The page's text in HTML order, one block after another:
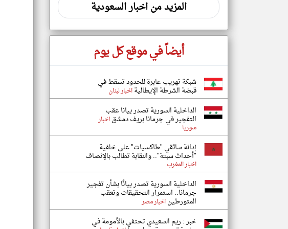
المزيد من اخبار السعودية
أيضاً في موقع كل يوم
شبكة تهريب عابرة للحدود تسقط في
قبضة الشرطة الإيطاليةاخبار لبنان
الداخلية السورية تصدر بيانا عقب
التفجير في جرمانا بريف دمشقاخبار
سوريا
إدانة سائقي "طاكسيات" على خلفية
"أحداث سبتة".. والنقابة تطالب بالإنصاف
اخبار المغرب
الداخلية السورية تصدر بيانًا بشأن تفجير
جرمانا.. استمرار التحقيقات وتعقب
المتورطيناخبار مصر
خبر : ريم السعيدي تحتفي بالأمومة في